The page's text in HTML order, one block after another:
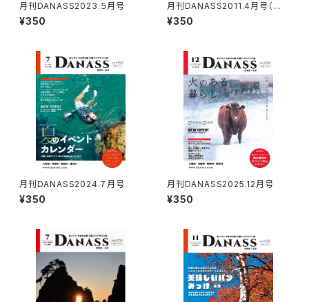
月刊DANASS2023.５月号
¥350
月刊DANASS2011.4月号（東
日本大震災特集号）※復刻版
¥350
月刊DANASS2024.７月号
¥350
月刊DANASS2025.12月号
¥350